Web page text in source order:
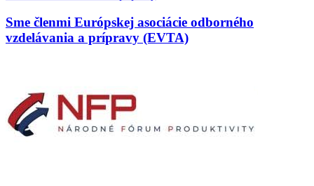
Sme členmi Európskej asociácie odborného
vzdelávania a prípravy (EVTA)